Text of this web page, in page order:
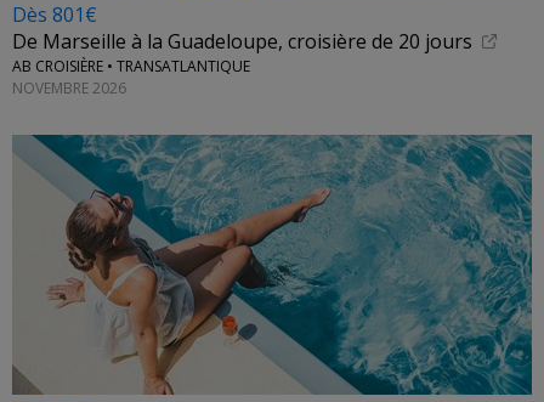
Dès 801€
De Marseille à la Guadeloupe, croisière de 20 jours
AB CROISIÈRE • TRANSATLANTIQUE
NOVEMBRE 2026